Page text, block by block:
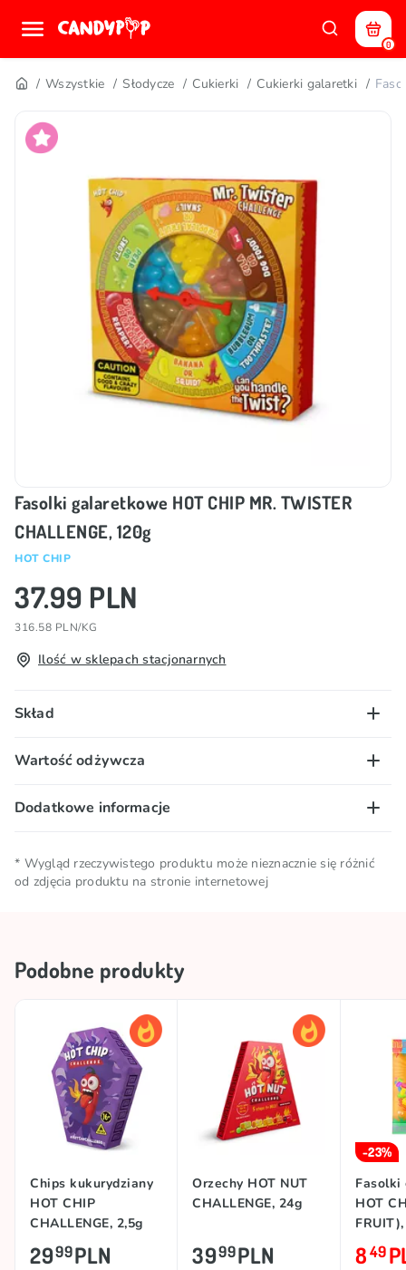
0
Wszystkie Słodycze Cukierki Cukierki galaretki
Fasolki galaretkowe HOT CHIP MR. TWISTER
CHALLENGE, 120g
HOT CHIP
37.99 PLN
316.58 PLN/KG
Ilość w sklepach stacjonarnych
Skład
Cukier, syrop glukozowy, skrobia modyfikowana,
(E133, E150d, E160a), koncentrat czarnej marchwi,
substancje glazurujące (E903, E904).
Wartość odżywcza
100 g/ml:
węglowodany – 94g, w tym cukry – 72g; białko – 0g;
sól – 0g.
Dodatkowe informacje
Ilość netto 0.12 KG
Kraj pochodzenia Chiny
Marka HOT CHIP
#trend CHALLENGES
* Wygląd rzeczywistego produktu może nieznacznie się różnić
od zdjęcia produktu na stronie internetowej
Podobne produkty
Chips kukurydziany
HOT CHIP
CHALLENGE, 2,5g
2999PLN
Orzechy HOT NUT
CHALLENGE, 24g
3999PLN
-23%
Fasolki
HOT
849